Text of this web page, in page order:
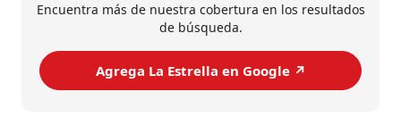
Encuentra más de nuestra cobertura en los resultados
de búsqueda.
Agrega La Estrella en Google ↗️